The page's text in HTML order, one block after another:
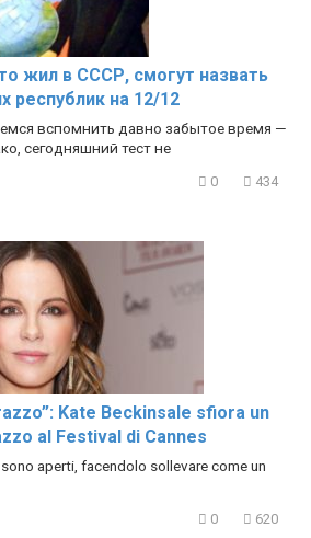
жил в СССР, смогут назвать
республик на 12/12
вспомнить давно забытое время —
сегодняшний тест не
0 434
Kate Beckinsale sfiora un
al Festival di Cannes
aperti, facendolo sollevare come un
0 620